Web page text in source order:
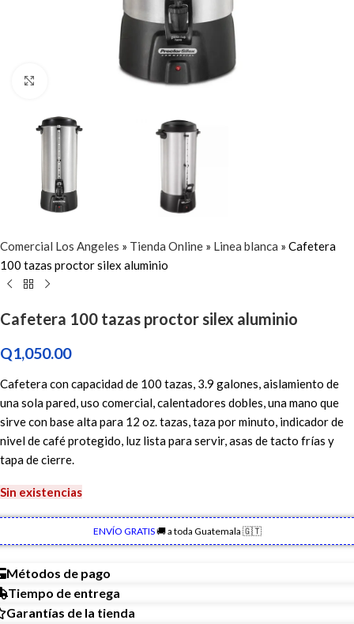
Comercial Los Angeles » Tienda Online » Linea blanca » Cafetera
100 tazas proctor silex aluminio
Cafetera 100 tazas proctor silex aluminio
Q1,050.00
Cafetera con capacidad de 100 tazas, 3.9 galones, aislamiento de
una sola pared, uso comercial, calentadores dobles, una mano que
sirve con base alta para 12 oz. tazas, taza por minuto, indicador de
nivel de café protegido, luz lista para servir, asas de tacto frías y
tapa de cierre.
Sin existencias
ENVÍO GRATIS🚚 a toda Guatemala 🇬🇹
Métodos de pago
Tiempo de entrega
Garantías de la tienda